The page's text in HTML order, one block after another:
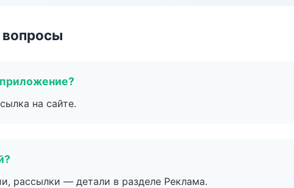
на сайте.
рассылки — детали в разделе Реклама.